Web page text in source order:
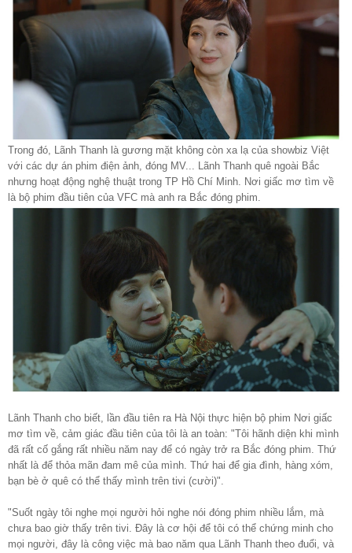
Trong đó, Lãnh Thanh là gương mặt không còn xa lạ của showbiz Việt
với các dự án phim điện ảnh, đóng MV... Lãnh Thanh quê ngoài Bắc
nhưng hoạt động nghệ thuật trong TP Hồ Chí Minh. Nơi giấc mơ tìm về
là bộ phim đầu tiên của VFC mà anh ra Bắc đóng phim.
Lãnh Thanh cho biết, lần đầu tiên ra Hà Nội thực hiện bộ phim Nơi giấc
mơ tìm về, cảm giác đầu tiên của tôi là an toàn: "Tôi hãnh diện khi mình
đã rất cố gắng rất nhiều năm nay để có ngày trở ra Bắc đóng phim. Thứ
nhất là để thỏa mãn đam mê của mình. Thứ hai để gia đình, hàng xóm,
bạn bè ở quê có thể thấy mình trên tivi (cười)".
"Suốt ngày tôi nghe mọi người hỏi nghe nói đóng phim nhiều lắm, mà
chưa bao giờ thấy trên tivi. Đây là cơ hội để tôi có thể chứng minh cho
mọi người, đây là công việc mà bao năm qua Lãnh Thanh theo đuổi, và